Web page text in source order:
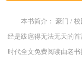
本书简介： 豪门 /
经是跋扈得无法无天的
时代全文免费阅读由老